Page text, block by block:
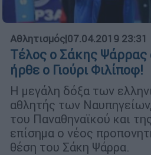
Αθλητισμός|07.04.2019 23:31
Τέλος ο Σάκης
ήρθε ο Γιούρι Φιλίποφ!
Η μεγάλη δόξα των
αθλητής των
του Παναθηναϊκού και
επίσημα ο νέος
θέση του Σάκη Ψάρρα.